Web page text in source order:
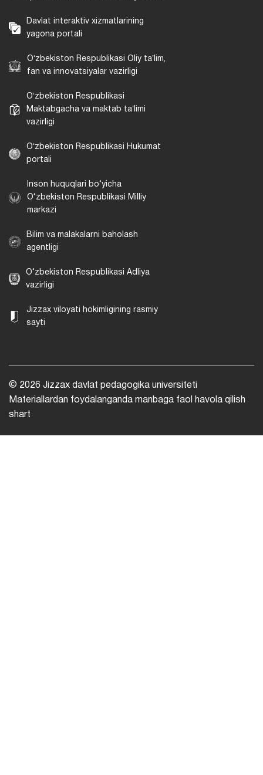
Davlat interaktiv xizmatlarining
yagona portali
Oʻzbekiston Respublikasi Oliy taʼlim,
fan va innovatsiyalar vazirligi
Oʻzbekiston Respublikasi
Maktabgacha va maktab taʼlimi
vazirligi
Oʻzbekiston Respublikasi Hukumat
portali
Inson huquqlari bo‘yicha
O‘zbekiston Respublikasi Milliy
markazi
Bilim va malakalarni baholash
agentligi
O‘zbekiston Respublikasi Adliya
vazirligi
Jizzax viloyati hokimligining rasmiy
sayti
© 2026 Jizzax davlat pedagogika universiteti
Materiallardan foydalanganda manbaga faol havola qilish
shart